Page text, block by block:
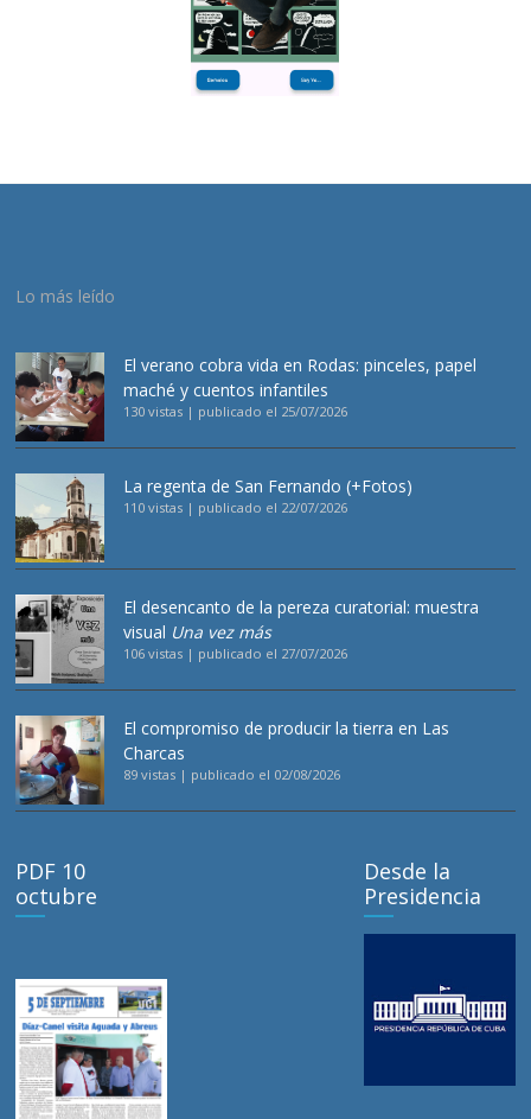
Lo más leído
El verano cobra vida en Rodas: pinceles, papel
maché y cuentos infantiles
130 vistas | publicado el 25/07/2026
La regenta de San Fernando (+Fotos)
110 vistas | publicado el 22/07/2026
El desencanto de la pereza curatorial: muestra
visual Una vez más
106 vistas | publicado el 27/07/2026
El compromiso de producir la tierra en Las
Charcas
89 vistas | publicado el 02/08/2026
PDF 10
octubre
Desde la
Presidencia